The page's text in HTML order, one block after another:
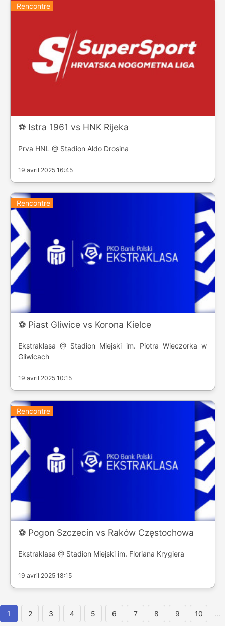
Rencontre
⚽️ Istra 1961 vs HNK Rijeka
Prva HNL @ Stadion Aldo Drosina
19 avril 2025 16:45
Rencontre
⚽️ Piast Gliwice vs Korona Kielce
Ekstraklasa @ Stadion Miejski im. Piotra Wieczorka w
Gliwicach
19 avril 2025 10:15
Rencontre
⚽️ Pogon Szczecin vs Raków Częstochowa
Ekstraklasa @ Stadion Miejski im. Floriana Krygiera
19 avril 2025 18:15
1 2 3 4 5 6 7 8 9 10 ...